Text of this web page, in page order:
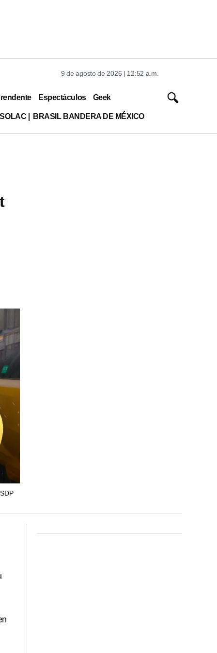
9 de agosto de 2026 | 12:52 a.m.
Espectáculos Geek
BRASIL BANDERA DE MÉXICO